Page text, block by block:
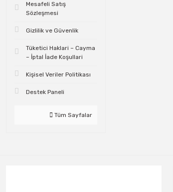
Mesafeli Satış
Sözleşmesi
Gizlilik ve Güvenlik
Tüketici Haklari – Cayma
– İptal İade Koşullari
Kişisel Veriler Politikası
Destek Paneli
Tüm Sayfalar